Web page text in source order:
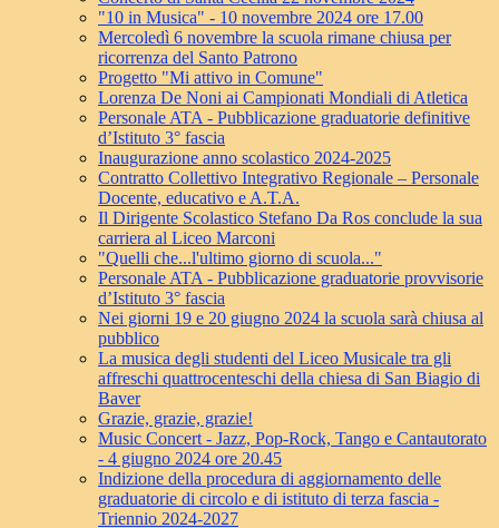
"10 in Musica" - 10 novembre 2024 ore 17.00
Mercoledì 6 novembre la scuola rimane chiusa per
ricorrenza del Santo Patrono
Progetto "Mi attivo in Comune"
Lorenza De Noni ai Campionati Mondiali di Atletica
Personale ATA - Pubblicazione graduatorie definitive
d’Istituto 3° fascia
Inaugurazione anno scolastico 2024-2025
Contratto Collettivo Integrativo Regionale – Personale
Docente, educativo e A.T.A.
Il Dirigente Scolastico Stefano Da Ros conclude la sua
carriera al Liceo Marconi
"Quelli che...l'ultimo giorno di scuola..."
Personale ATA - Pubblicazione graduatorie provvisorie
d’Istituto 3° fascia
Nei giorni 19 e 20 giugno 2024 la scuola sarà chiusa al
pubblico
La musica degli studenti del Liceo Musicale tra gli
affreschi quattrocenteschi della chiesa di San Biagio di
Baver
Grazie, grazie, grazie!
Music Concert - Jazz, Pop-Rock, Tango e Cantautorato
- 4 giugno 2024 ore 20.45
Indizione della procedura di aggiornamento delle
graduatorie di circolo e di istituto di terza fascia -
Triennio 2024-2027